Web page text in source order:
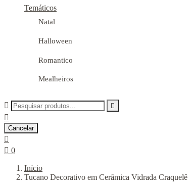
Temáticos
Natal
Halloween
Romantico
Mealheiros
 

Cancelar

 0
Início
Tucano Decorativo em Cerâmica Vidrada Craquelê